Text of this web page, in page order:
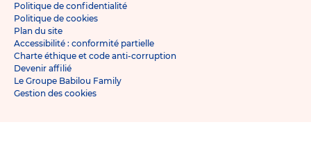
Politique de confidentialité
Politique de cookies
Plan du site
Accessibilité : conformité partielle
Charte éthique et code anti-corruption
Devenir affilié
Le Groupe Babilou Family
Gestion des cookies